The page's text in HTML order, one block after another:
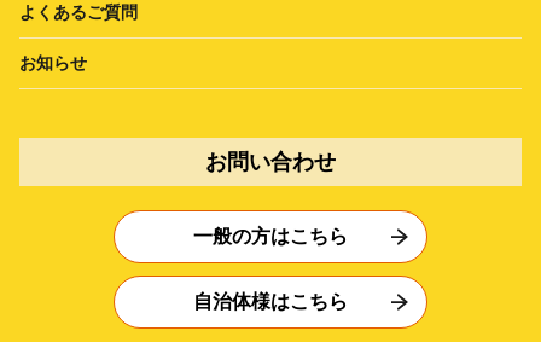
よくあるご質問
お知らせ
お問い合わせ
一般の方はこちら
自治体様はこちら